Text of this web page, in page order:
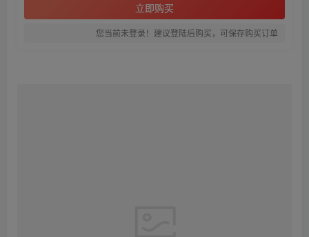
立即购买
您当前未登录！建议登陆后购买，可保存购买订单